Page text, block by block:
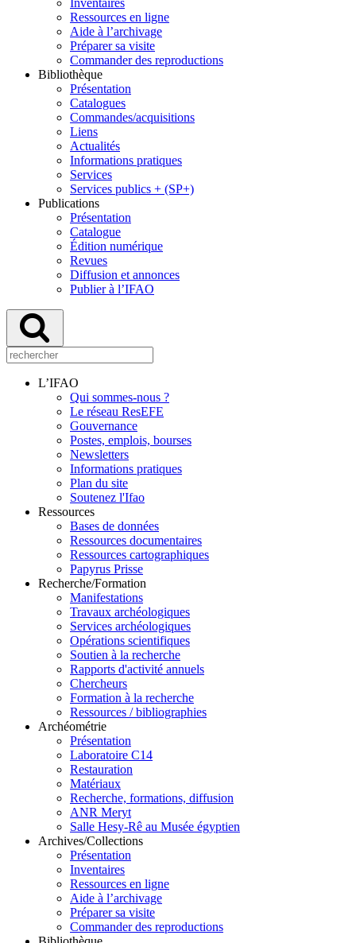
Ressources en ligne
Aide à l’archivage
Préparer sa visite
Commander des reproductions
Bibliothèque
Présentation
Catalogues
Commandes/acquisitions
Liens
Actualités
Informations pratiques
Services
Services publics + (SP+)
Publications
Présentation
Catalogue
Édition numérique
Revues
Diffusion et annonces
Publier à l’IFAO
L’IFAO
Qui sommes-nous ?
Le réseau ResEFE
Gouvernance
Postes, emplois, bourses
Newsletters
Informations pratiques
Plan du site
Soutenez l'Ifao
Ressources
Bases de données
Ressources documentaires
Ressources cartographiques
Papyrus Prisse
Recherche/Formation
Manifestations
Travaux archéologiques
Services archéologiques
Opérations scientifiques
Soutien à la recherche
Rapports d'activité annuels
Chercheurs
Formation à la recherche
Ressources / bibliographies
Archéométrie
Présentation
Laboratoire C14
Restauration
Matériaux
Recherche, formations, diffusion
ANR Meryt
Salle Hesy-Rê au Musée égyptien
Archives/Collections
Présentation
Inventaires
Ressources en ligne
Aide à l’archivage
Préparer sa visite
Commander des reproductions